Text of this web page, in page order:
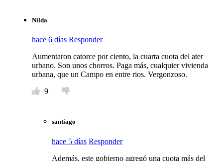
Nilda
hace 6 días Responder
Aumentaron catorce por ciento, la cuarta cuota del ater
urbano. Son unos chorros. Paga más, cualquier vivienda
urbana, que un Campo en entre rios. Vergonzoso.
9
santiago
hace 5 días Responder
Además, este gobierno agregó una cuota más del